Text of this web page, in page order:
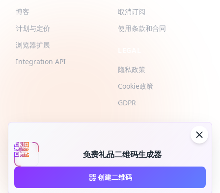
免费礼品二维码生成器
创建二维码
博客
计划与定价
浏览器扩展
Integration API
取消订阅
使用条款和合同
隐私政策
Cookie政策
GDPR
2026 © QR-Build. QR-Build. 版权所有